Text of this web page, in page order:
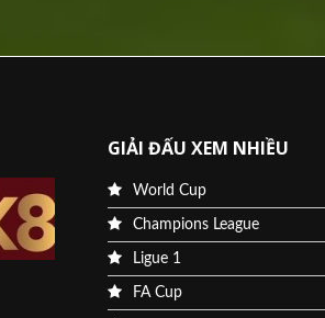
GIẢI ĐẤU XEM NHIỀU
World Cup
Champions League
Ligue 1
FA Cup